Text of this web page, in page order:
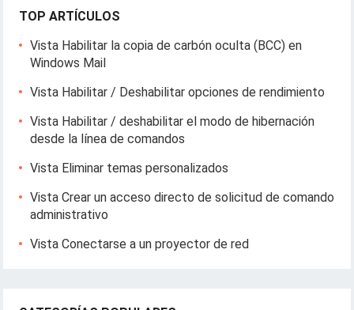
TOP ARTÍCULOS
Vista Habilitar la copia de carbón oculta (BCC) en
Windows Mail
Vista Habilitar / Deshabilitar opciones de rendimiento
Vista Habilitar / deshabilitar el modo de hibernación
desde la línea de comandos
Vista Eliminar temas personalizados
Vista Crear un acceso directo de solicitud de comando
administrativo
Vista Conectarse a un proyector de red